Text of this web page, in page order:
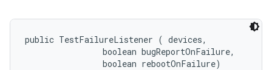
public TestFailureListener ( devices,
                boolean bugReportOnFailure,
                boolean rebootOnFailure)